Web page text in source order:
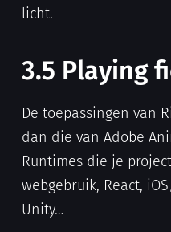
licht.
3.5 Playing
De toepassingen van
dan die van Adobe
Runtimes die je
webgebruik, React,
Unity…